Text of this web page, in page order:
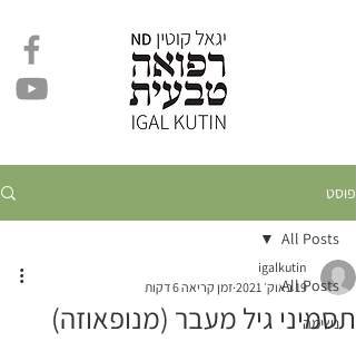
פוסט
All Posts
נשימה
All Posts
תסמיני גיל מעבר (מנופאוזה)
igalkutin
19 באוק׳ 2021
זמן קריאה 6 דקות